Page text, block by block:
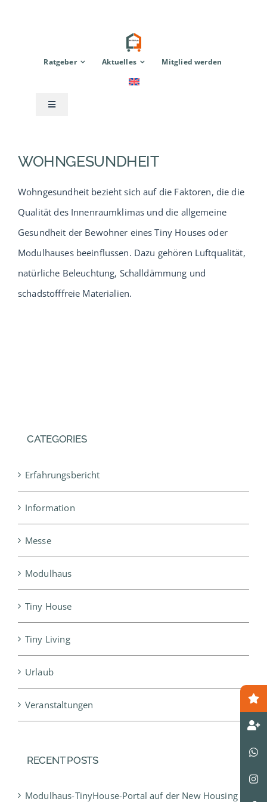
Ratgeber Aktuelles Mitglied werden
Toggle
TinyHouse
Zubehör
Service
WOHNGESUNDHEIT
Wohngesundheit bezieht sich auf die Faktoren, die die
Qualität des Innenraumklimas und die allgemeine
Gesundheit der Bewohner eines Tiny Houses oder
Modulhauses beeinflussen. Dazu gehören Luftqualität,
natürliche Beleuchtung, Schalldämmung und
schadstofffreie Materialien.
CATEGORIES
Erfahrungsbericht
Information
Messe
Modulhaus
Tiny House
Tiny Living
Urlaub
Veranstaltungen
RECENT POSTS
Modulhaus-TinyHouse-Portal auf der New Housing